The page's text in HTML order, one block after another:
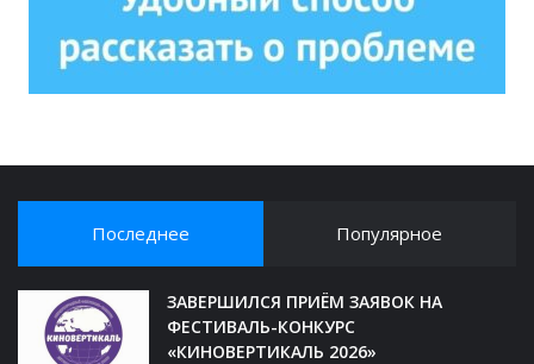
Последнее Популярное
ЗАВЕРШИЛСЯ ПРИЁМ ЗАЯВОК НА
ФЕСТИВАЛЬ-КОНКУРС
«КИНОВЕРТИКАЛЬ 2026»